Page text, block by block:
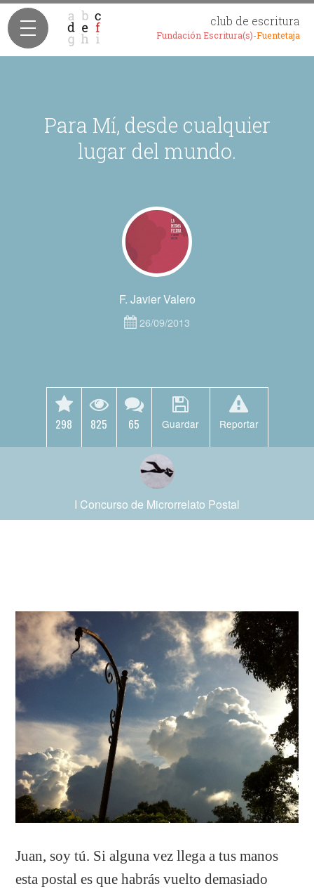
club de escritura
Fundación Escritura(s)-Fuentetaja
Para Mí, desde cualquier
lugar del mundo.
F. Javier Valero
26/09/2013
298 825 65 Guardar Reportar
I Concurso de Microrrelato Postal
Juan, soy tú. Si alguna vez llega a tus manos
esta postal es que habrás vuelto demasiado